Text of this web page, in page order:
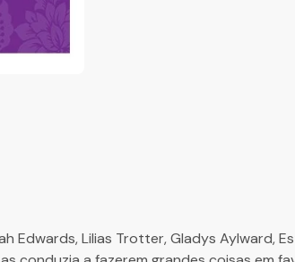
Edwards, Lilias Trotter, Gladys Aylward,